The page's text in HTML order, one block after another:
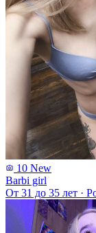
10 New
Barbi girl
От 31 до 35 лет ·